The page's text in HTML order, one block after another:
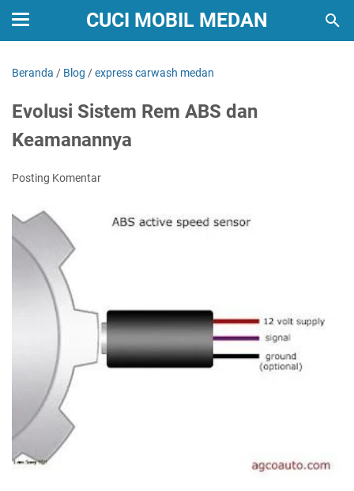
CUCI MOBIL MEDAN
Beranda / Blog /express carwash medan
Evolusi Sistem Rem ABS dan
Keamanannya
Posting Komentar